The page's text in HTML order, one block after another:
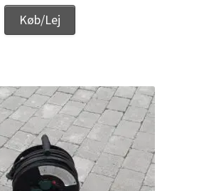
Køb/Lej